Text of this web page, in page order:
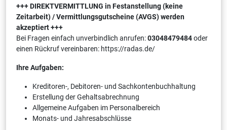
+++ DIREKTVERMITTLUNG in Festanstellung (keine
Zeitarbeit) / Vermittlungsgutscheine (AVGS) werden
akzeptiert +++
Bei Fragen einfach unverbindlich anrufen:03048479484oder
einen Rückruf vereinbaren: https://radas.de/
Ihre Aufgaben:
Kreditoren-, Debitoren- und Sachkontenbuchhaltung
Erstellung der Gehaltsabrechnung
Allgemeine Aufgaben im Personalbereich
Monats- und Jahresabschlüsse